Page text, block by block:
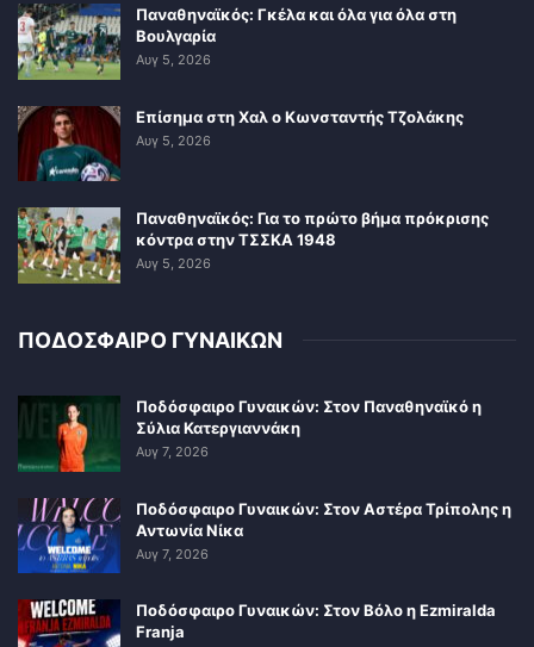
Παναθηναϊκός: Γκέλα και όλα για όλα στη
Βουλγαρία
Αυγ 5, 2026
Επίσημα στη Χαλ ο Κωνσταντής Τζολάκης
Αυγ 5, 2026
Παναθηναϊκός: Για το πρώτο βήμα πρόκρισης
κόντρα στην ΤΣΣΚΑ 1948
Αυγ 5, 2026
ΠΟΔΟΣΦΑΙΡΟ ΓΥΝΑΙΚΩΝ
Ποδόσφαιρο Γυναικών: Στον Παναθηναϊκό η
Σύλια Κατεργιαννάκη
Αυγ 7, 2026
Ποδόσφαιρο Γυναικών: Στον Αστέρα Τρίπολης η
Αντωνία Νίκα
Αυγ 7, 2026
Ποδόσφαιρο Γυναικών: Στον Βόλο η Ezmiralda
Franja